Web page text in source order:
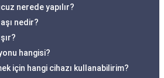
nerede yapılır?
nedir?
hangisi?
için hangi cihazı kullanabilirim?